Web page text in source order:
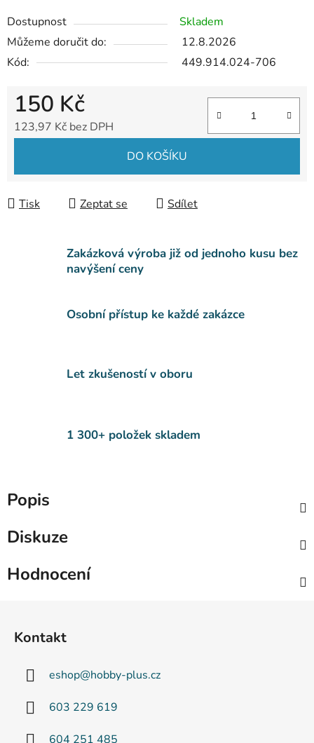
Dostupnost
Skladem
Můžeme doručit do:
12.8.2026
Kód:
449.914.024-706
150 Kč
123,97 Kč bez DPH
DO KOŠÍKU
Tisk Zeptat se Sdílet
Zakázková výroba již od jednoho kusu bez
navýšení ceny
Osobní přístup ke každé zakázce
Let zkušeností v oboru
1 300+ položek skladem
Popis
Diskuze
Hodnocení
Kontakt
eshop@hobby-plus.cz
603 229 619
604 251 485